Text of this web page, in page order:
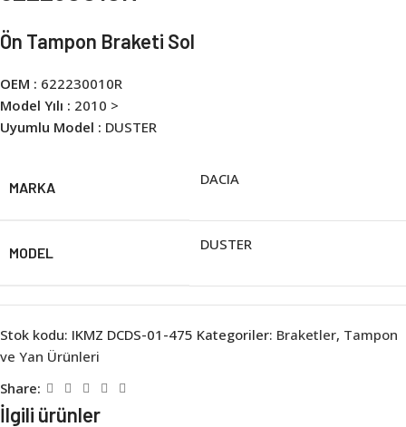
Ön Tampon Braketi Sol
OEM : 622230010R
Model Yılı : 2010 >
Uyumlu Model : DUSTER
MARKA DACIA
MODEL DUSTER
Stok kodu: IKMZ DCDS-01-475 Kategoriler: Braketler, Tampon
ve Yan Ürünleri
Share:
İlgili ürünler